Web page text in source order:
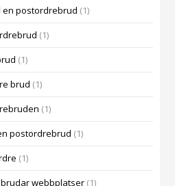
en postordrebrud (1)
(1)
(1)
brud (1)
(1)
postordrebrud (1)
(1)
webbplatser (1)